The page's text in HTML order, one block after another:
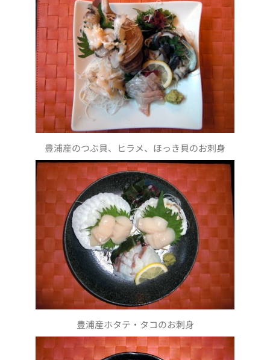
豊浦産のつぶ貝、ヒラメ、ほっき貝のお刺身
豊浦産ホタテ・タコのお刺身